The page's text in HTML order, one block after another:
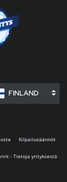
FINLAND
Kilpailusäännöt
- Tietoja yrityksestä